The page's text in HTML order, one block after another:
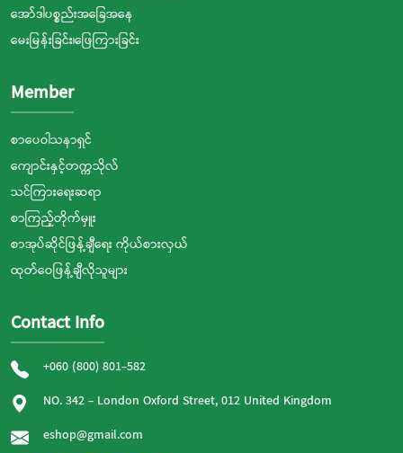
အော်ဒါပစ္စည်းအခြေအနေ
မေးမြန်းခြင်း၊ဖြေကြားခြင်း
Member
စာပေဝါသနာရှင်
ကျောင်းနှင့်တက္ကသိုလ်
သင်ကြားရေးဆရာ
စာကြည့်တိုက်မှူး
စာအုပ်ဆိုင်ဖြန့်ချီရေး ကိုယ်စားလှယ်
ထုတ်ဝေဖြန့်ချီလိုသူများ
Contact Info
+060 (800) 801-582
NO. 342 - London Oxford Street, 012 United Kingdom
eshop@gmail.com